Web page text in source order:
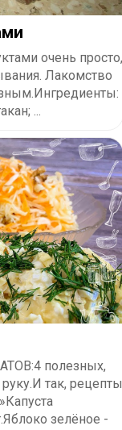
очень просто,
Лакомство
...
полезных,
так, рецепты
зелёное -